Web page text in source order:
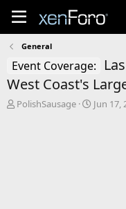
General
Event Coverage:
West Coast's
T
PolishSausage
S
Jun 17,